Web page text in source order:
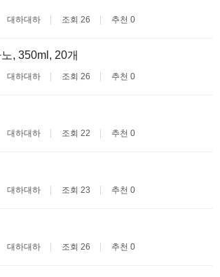
대하대하 조회 26 추천 0
, 350ml, 20개
대하대하 조회 26 추천 0
대하대하 조회 22 추천 0
대하대하 조회 23 추천 0
대하대하 조회 26 추천 0